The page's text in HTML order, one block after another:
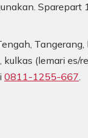
Sparepart
(lemari es/
0811-1255-667.